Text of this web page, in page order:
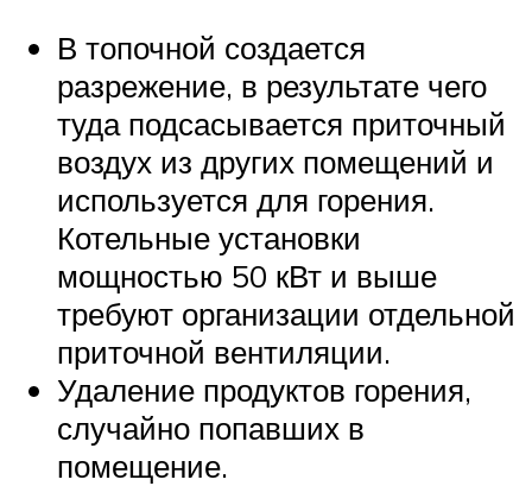
В топочной создается
разрежение, в результате чего
туда подсасывается приточный
воздух из других помещений и
используется для горения.
Котельные установки
мощностью 50 кВт и выше
требуют организации отдельной
приточной вентиляции.
Удаление продуктов горения,
случайно попавших в
помещение.